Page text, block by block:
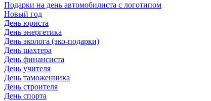
Подарки на день автомобилиста с логотипом
Новый год
День юриста
День энергетика
День эколога (эко-подарки)
День шахтера
День финансиста
День учителя
День таможенника
День строителя
День спорта